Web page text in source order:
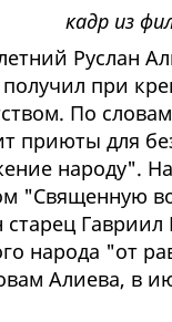
кадр из
Руслан
при
По
приюты для
народу".
"Священную
народа "от
Алиева, в